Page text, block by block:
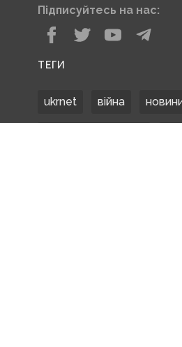
Підписуйтесь на нас:
ТЕГИ
ukrnet війна